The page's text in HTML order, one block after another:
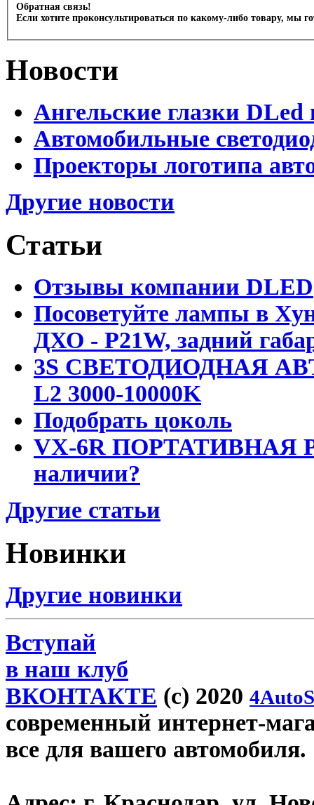
Обратная связь!
Если хотите проконсультироваться по какому-либо товару, мы
Новости
Ангельские глазки DLed
Автомобильные
Проекторы логотипа
Другие новости
Статьи
Отзывы компании DLED
Посоветуйте лампы в
ДХО - P21W, задний
3S СВЕТОДИОДНАЯ
L2 3000-10000K
Подобрать цоколь
VX-6R ПОРТАТИВНАЯ
наличии?
Другие статьи
Новинки
Другие новинки
Вступай
в наш клуб
ВКОНТАКТЕ (c) 2020
современный интернет-
все для вашего автомобиля.